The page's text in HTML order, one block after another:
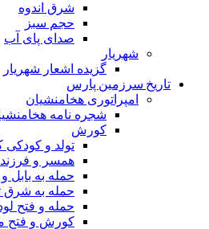
شرق اندوه
حجم سبز
صدای پای آب
شهریار
گزیده اشعار شهریار
تاریخ سرزمین پارس
امپراتوری هخامنشیان
شجره نامه
کورش
تولد و
همسر و
حمله به
حمله به
حمله و فتح
کورش و فتح